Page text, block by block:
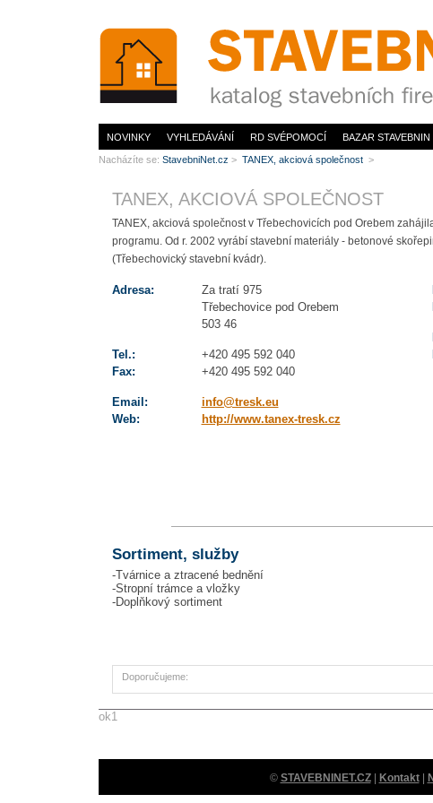
TANEX, AKCIOVÁ SPOLEČNOST
TANEX, akciová společnost v Třebechovicích pod Orebem
programu. Od r. 2002 vyrábí stavební materiály - betonové
(Třebechovický stavební kvádr).
Adresa:
Za tratí 975
Třebechovice pod Orebem
503 46
Tel.:
+420 495 592 040
Fax:
+420 495 592 040
Email:
info@tresk.eu
Web:
http://www.tanex-tresk.cz
Sortiment, služby
-Tvárnice a ztracené bednění
-Stropní trámce a vložky
-Doplňkový sortiment
Doporučujeme:
ok1
NOVINKY VYHLEDÁVÁNÍ RD SVÉPOMOCÍ BAZAR STAVEBNIN
Nacházíte se: StavebniNet.cz > TANEX, akciová společnost >
© STAVEBNINET.CZ| Kontakt|